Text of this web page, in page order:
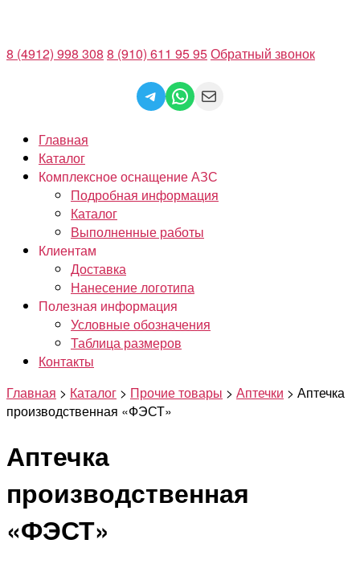
содержимому
8 (4912) 998 308 8 (910) 611 95 95Обратный звонок
Telegram
WhatsApp
Mail
Главная
Каталог
Комплексное оснащение АЗС
Подробная информация
Каталог
Выполненные работы
Клиентам
Доставка
Нанесение логотипа
Полезная информация
Условные обозначения
Таблица размеров
Контакты
Главная > Каталог > Прочие товары > Аптечки > Аптечка
производственная «ФЭСТ»
Аптечка
производственная
«ФЭСТ»